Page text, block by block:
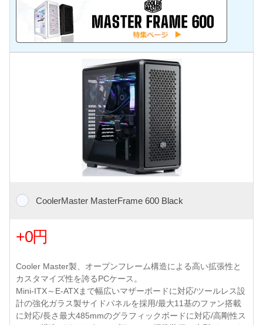
CoolerMaster MasterFrame 600 Black
+0円
Cooler Master製、オープンフレーム構造による高い拡張性と
カスタマイズ性を誇るPCケース。
Mini-ITX～E-ATXまで幅広いマザーボードに対応/ツールレス設
計の強化ガラス製サイドパネルを採用/最大11基のファン搭載
に対応/長さ最大485mmのグラフィックボードに対応/高剛性ス